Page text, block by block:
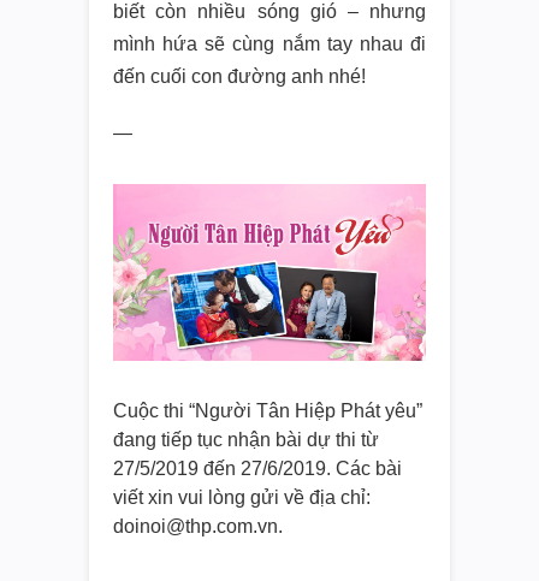
biết còn nhiều sóng gió – nhưng
mình hứa sẽ cùng nắm tay nhau đi
đến cuối con đường anh nhé!
—
Cuộc thi “Người Tân Hiệp Phát yêu”
đang tiếp tục nhận bài dự thi từ
27/5/2019 đến 27/6/2019. Các bài
viết xin vui lòng gửi về địa chỉ:
doinoi@thp.com.vn.